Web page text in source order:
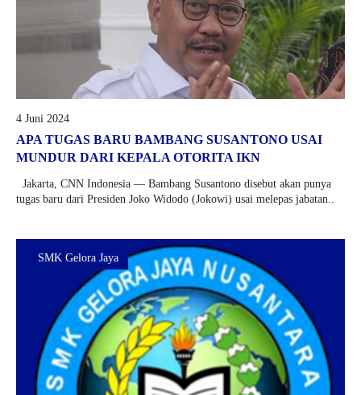
4 Juni 2024
APA TUGAS BARU BAMBANG SUSANTONO USAI
MUNDUR DARI KEPALA OTORITA IKN
Jakarta, CNN Indonesia — Bambang Susantono disebut akan punya
tugas baru dari Presiden Joko Widodo (Jokowi) usai melepas jabatan..
SMK Gelora Jaya